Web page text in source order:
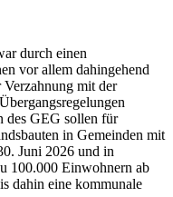
durch einen
vor allem dahingehend
Verzahnung mit der
des GEG sollen für
in Gemeinden mit
Juni 2026 und in
100.000 Einwohnern ab
dahin eine kommunale